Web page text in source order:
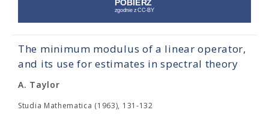
The minimum modulus of a linear operator,
and its use for estimates in spectral theory
A. Taylor
Studia Mathematica (1963), 131-132